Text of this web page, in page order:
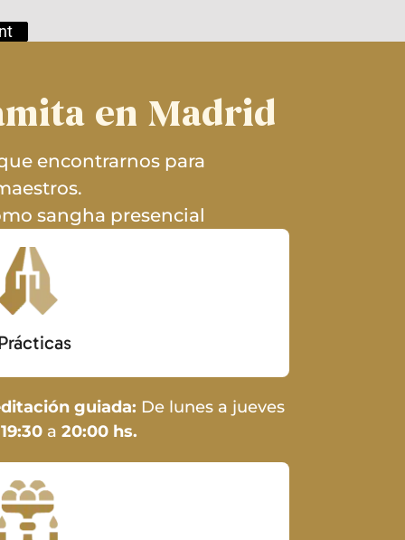
en Madrid
encontrarnos para
sangha presencial
guiada: De lunes a jueves
19:30a 20:00 hs.